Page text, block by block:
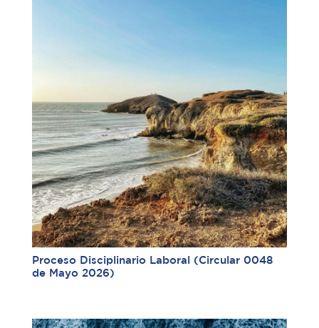
Proceso Disciplinario Laboral (Circular 0048
de Mayo 2026)